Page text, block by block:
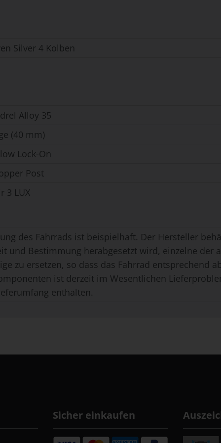
Silver 4 Kolben
Alloy 35
(40 mm)
Lock-On
Post
3 LUX
des Fahrrads ist beispielhaft. Der Hersteller
und Bestimmung herabgesetzt wird, einzelne
zu ersetzen, so dass das Fahrrad entsprechend
ist derzeit im Wesentlichen
enthalten.
Sicher einkaufen